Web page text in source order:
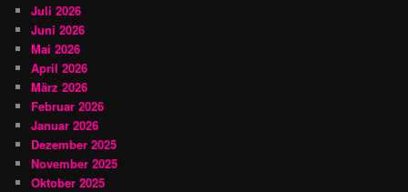
Juli 2026
Juni 2026
Mai 2026
April 2026
März 2026
Februar 2026
Januar 2026
Dezember 2025
November 2025
Oktober 2025